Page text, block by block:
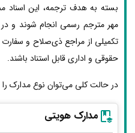
بسته به هدف ترجمه، این
مهر مترجم رسمی انجام شوند و
تکمیلی از مراجع ذی‌صلاح و سفارت
حقوقی و اداری قابل استناد باشند.
در حالت کلی می‌توان نوع مدارک
مدارک هویتی